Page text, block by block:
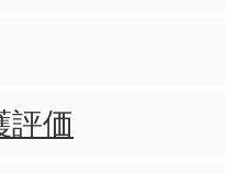
評価